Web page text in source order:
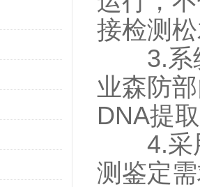
接检测
3.系统
业森防
DNA提
4.采用
测鉴定